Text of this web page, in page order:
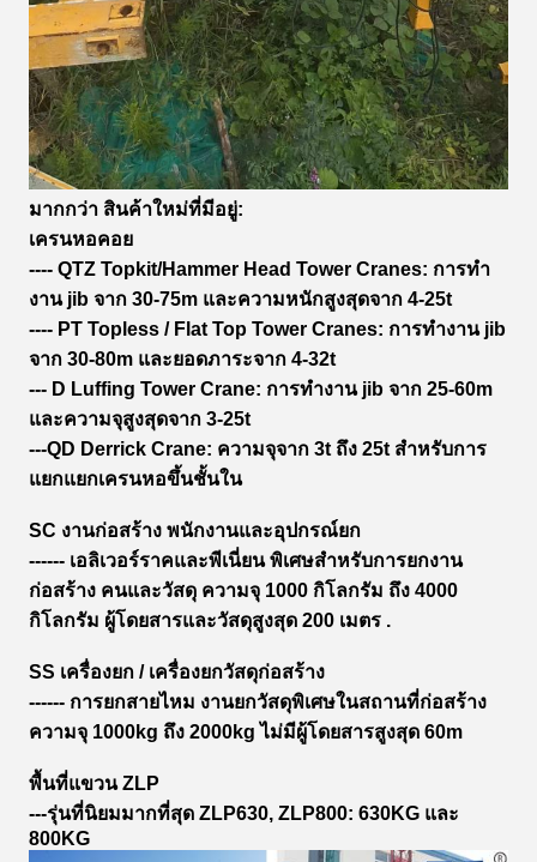
มากกว่า สินค้าใหม่ที่มีอยู่:
เครนหอคอย
---- QTZ Topkit/Hammer Head Tower Cranes: การทํา
งาน jib จาก 30-75m และความหนักสูงสุดจาก 4-25t
---- PT Topless / Flat Top Tower Cranes: การทํางาน jib
จาก 30-80m และยอดภาระจาก 4-32t
--- D Luffing Tower Crane: การทํางาน jib จาก 25-60m
และความจุสูงสุดจาก 3-25t
---QD Derrick Crane: ความจุจาก 3t ถึง 25t สําหรับการ
แยกแยกเครนหอขึ้นชั้นใน
SC งานก่อสร้าง พนักงานและอุปกรณ์ยก
------ เอลิเวอร์ราคและพีเนี่ยน พิเศษสําหรับการยกงาน
ก่อสร้าง คนและวัสดุ ความจุ 1000 กิโลกรัม ถึง 4000
กิโลกรัม ผู้โดยสารและวัสดุสูงสุด 200 เมตร .
SS เครื่องยก / เครื่องยกวัสดุก่อสร้าง
------ การยกสายไหม งานยกวัสดุพิเศษในสถานที่ก่อสร้าง
ความจุ 1000kg ถึง 2000kg ไม่มีผู้โดยสารสูงสุด 60m
พื้นที่แขวน ZLP
---รุ่นที่นิยมมากที่สุด ZLP630, ZLP800: 630KG และ
800KG